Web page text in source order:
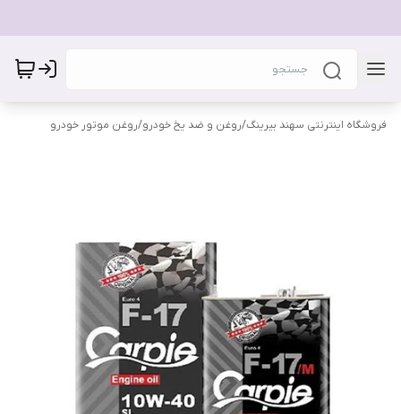
فروشگاه اینترنتی سهند بیرینگ/روغن و ضد یخ خودرو/روغن موتور خودرو